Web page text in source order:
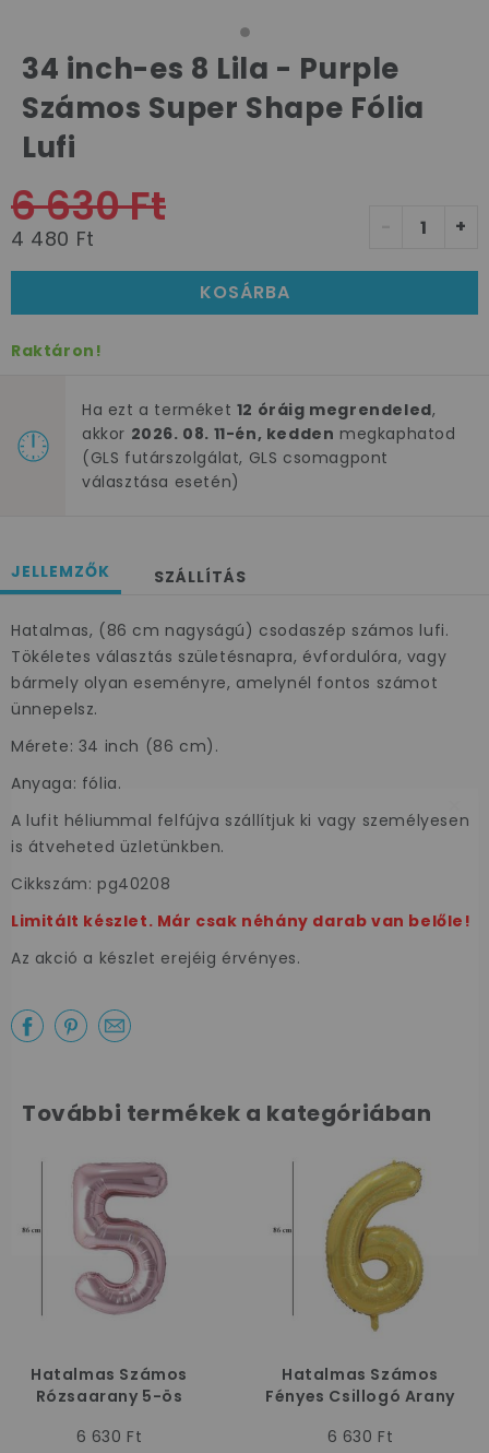
34 inch-es 8 Lila - Purple
Számos Super Shape Fólia
Lufi
6 630 Ft
4 480 Ft +
KOSÁRBA
Raktáron!
Ha ezt a terméket 12 óráig megrendeled,
akkor 2026. 08. 11-én, kedden megkaphatod
(GLS futárszolgálat, GLS csomagpont
választása esetén)
JELLEMZŐK SZÁLLÍTÁS
Hatalmas, (86 cm nagyságú) csodaszép számos lufi.
Tökéletes választás születésnapra, évfordulóra, vagy
bármely olyan eseményre, amelynél fontos számot
ünnepelsz.
Mérete: 34 inch (86 cm).
Anyaga: fólia.
A lufit héliummal felfújva szállítjuk ki vagy személyesen
is átveheted üzletünkben.
Cikkszám: pg40208
Limitált készlet. Már csak néhány darab van belőle!
Az akció a készlet erejéig érvényes.
További termékek a kategóriában
Hatalmas Számos
Rózsaarany 5-ös
6 630 Ft
Hatalmas Számos
Fényes Csillogó Arany
cm
6 630 Ft
Az első
szeretnénk
10%-os